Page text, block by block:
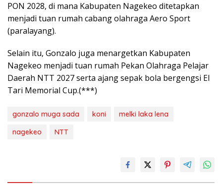
PON 2028, di mana Kabupaten Nagekeo ditetapkan
menjadi tuan rumah cabang olahraga Aero Sport
(paralayang).
Selain itu, Gonzalo juga menargetkan Kabupaten
Nagekeo menjadi tuan rumah Pekan Olahraga Pelajar
Daerah NTT 2027 serta ajang sepak bola bergengsi El
Tari Memorial Cup.(***)
gonzalo muga sada koni
melki laka lena
nagekeo
NTT